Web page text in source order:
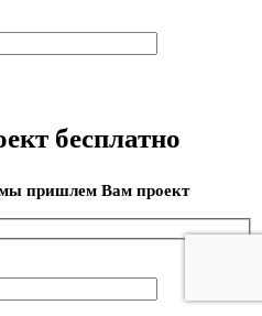
бесплатно
пришлем Вам проект